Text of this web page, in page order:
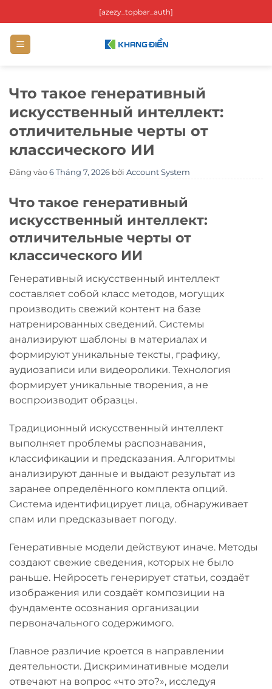
qua
nội
dung
[azezy_topbar_auth]
Что такое генеративный
искусственный интеллект:
отличительные черты от
классического ИИ
Đăng vào 6 Tháng 7, 2026 bởi Account System
Что такое генеративный
искусственный интеллект:
отличительные черты от
классического ИИ
Генеративный искусственный интеллект
составляет собой класс методов, могущих
производить свежий контент на базе
натренированных сведений. Системы
анализируют шаблоны в материалах и
формируют уникальные тексты, графику,
аудиозаписи или видеоролики. Технология
формирует уникальные творения, а не
воспроизводит образцы.
Традиционный искусственный интеллект
выполняет проблемы распознавания,
классификации и предсказания. Алгоритмы
анализируют данные и выдают результат из
заранее определённого комплекта опций.
Система идентифицирует лица, обнаруживает
спам или предсказывает погоду.
Генеративные модели действуют иначе. Методы
создают свежие сведения, которых не было
раньше. Нейросеть генерирует статьи, создаёт
изображения или создаёт композиции на
фундаменте осознания организации
первоначального содержимого.
Главное различие кроется в направлении
деятельности. Дискриминативные модели
отвечают на вопрос «что это?», исследуя